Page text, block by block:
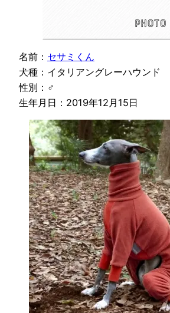
名前： セサミくん
犬種：イタリアングレーハウンド
性別：♂
生年月日：2019年12月15日